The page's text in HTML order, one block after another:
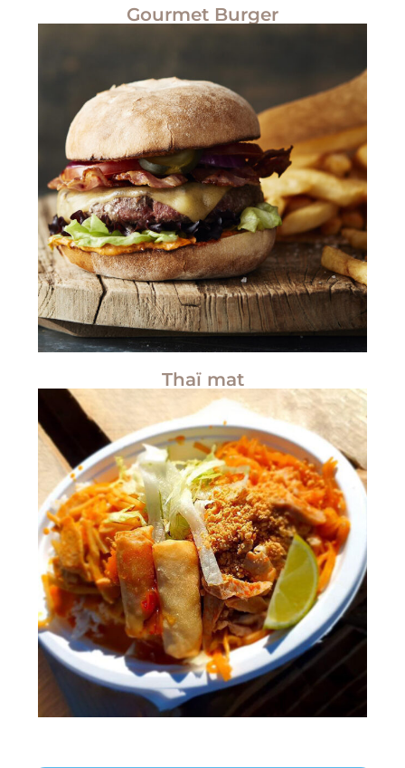
Gourmet Burger
Thaï mat